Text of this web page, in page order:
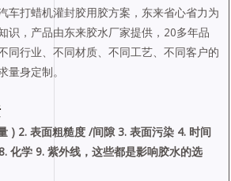
车打蜡机灌封胶用胶方案，东来省心省力为
识，产品由东来胶水厂家提供，20多年品
同行业、不同材质、不同工艺、不同客户的
量身定制。
) 2. 表面粗糙度 /间隙 3. 表面污染 4. 时间
化学 9. 紫外线，这些都是影响胶水的选